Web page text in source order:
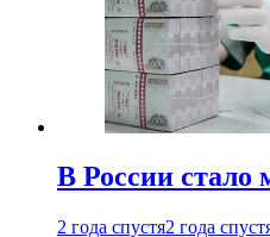
В России стало
2 года спустя2 года